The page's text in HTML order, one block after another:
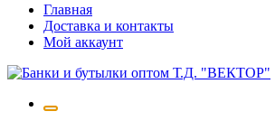
содержимому
Главная
Доставка и контакты
Мой аккаунт